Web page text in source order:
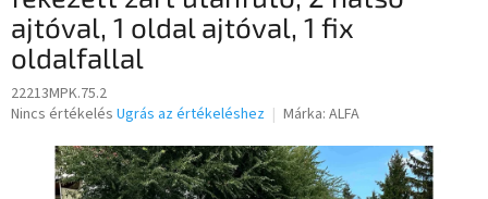
ajtóval, 1 oldal ajtóval, 1 fix
oldalfallal
22213MPK.75.2
A
átlagos
értékelése
Nincs értékelés Ugrás az értékeléshez Márka: ALFA